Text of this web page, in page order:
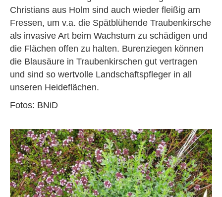
Christians aus Holm sind auch wieder fleißig am
Fressen, um v.a. die Spätblühende Traubenkirsche
als invasive Art beim Wachstum zu schädigen und
die Flächen offen zu halten. Burenziegen können
die Blausäure in Traubenkirschen gut vertragen
und sind so wertvolle Landschaftspfleger in all
unseren Heideflächen.
Fotos: BNiD